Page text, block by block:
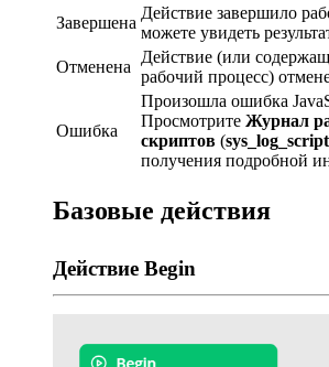
Завершена
Действие завершило
можете увидеть
Отменена
Действие (или
рабочий процесс)
Ошибка
Произошла ошибка
Просмотрите Журнал
скриптов (sys_log_script
получения подробной
Базовые действия
Действие Begin